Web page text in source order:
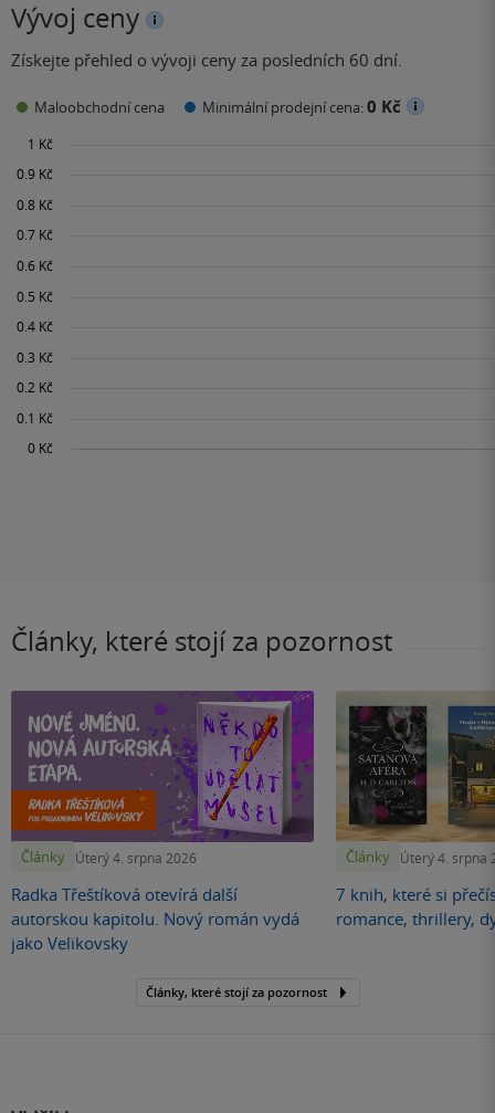
Vývoj ceny
Získejte přehled o vývoji ceny za posledních 60 dní.
Maloobchodní cena Minimální prodejní cena:0 Kč
Články, které stojí za pozornost
Články Úterý 4. srpna 2026
Radka Třeštíková otevírá další
autorskou kapitolu. Nový román vydá
jako Velikovsky
Články Úterý 4. srpna
7 knih, které si
romance, thrillery,
Články, které stojí za pozornost